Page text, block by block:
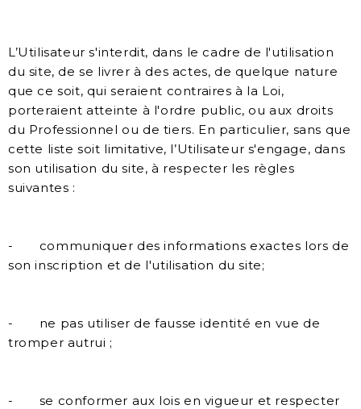
L’Utilisateur s'interdit, dans le cadre de l'utilisation
du site, de se livrer à des actes, de quelque nature
que ce soit, qui seraient contraires à la Loi,
porteraient atteinte à l'ordre public, ou aux droits
du Professionnel ou de tiers. En particulier, sans que
cette liste soit limitative, l’Utilisateur s'engage, dans
son utilisation du site, à respecter les règles
suivantes :
- communiquer des informations exactes lors de
son inscription et de l'utilisation du site;
- ne pas utiliser de fausse identité en vue de
tromper autrui ;
- se conformer aux lois en vigueur et respecter